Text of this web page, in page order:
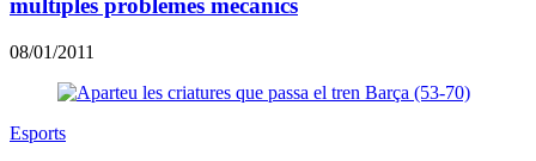
múltiples problemes mecànics
08/01/2011
Esports